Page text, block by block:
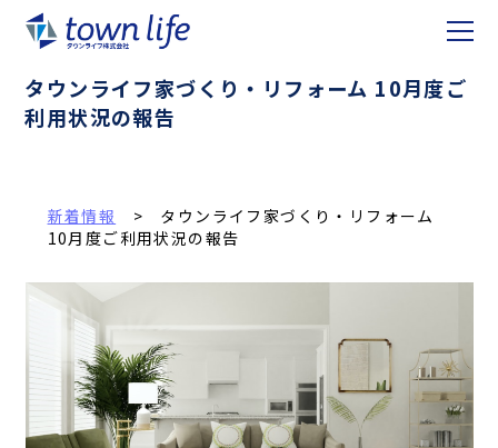
タウンライフ家づくり・リフォーム 10月度ご
利用状況の報告
新着情報
> タウンライフ家づくり・リフォーム
10月度ご利用状況の報告